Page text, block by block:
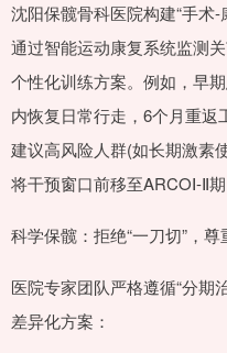
沈阳保髋骨科医院构建“手术
通过智能运动康复系统监测
个性化训练方案。例如，早
内恢复日常行走，6个月重返
建议高风险人群(如长期激素
将干预窗口前移至ARCOⅠ-Ⅱ
科学保髋：拒绝“一刀切”，
医院专家团队严格遵循“分期
差异化方案：